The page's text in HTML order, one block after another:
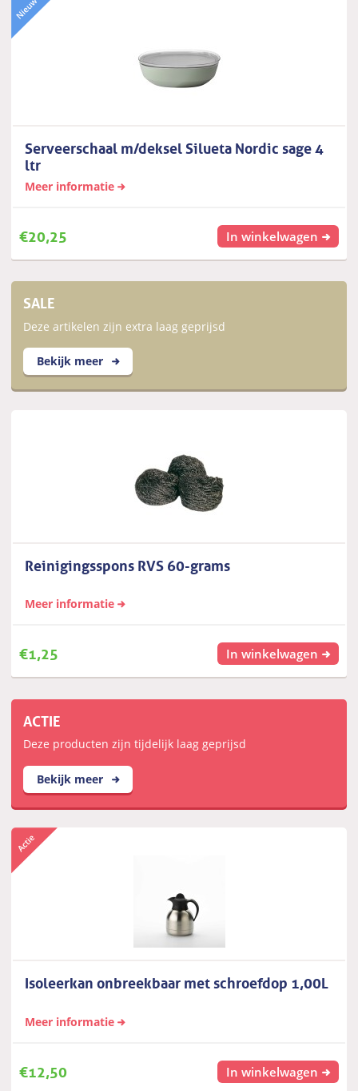
Serveerschaal m/deksel Silueta Nordic sage 4
ltr
Meer informatie
€20,25 In winkelwagen
SALE
Deze artikelen zijn extra laag geprijsd
Bekijk meer
Reinigingsspons RVS 60-grams
Meer informatie
€1,25 In winkelwagen
ACTIE
Deze producten zijn tijdelijk laag geprijsd
Bekijk meer
Isoleerkan onbreekbaar met schroefdop 1,00L
Meer informatie
€12,50 In winkelwagen